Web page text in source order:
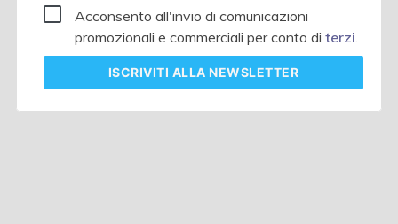
Acconsento all'invio di comunicazioni
promozionali e commerciali per conto diterzi.
ISCRIVITI ALLA NEWSLETTER